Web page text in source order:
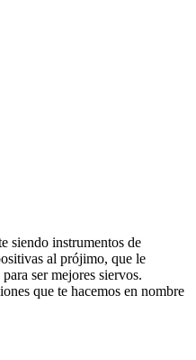
siendo instrumentos de
al prójimo, que le
ser mejores siervos.
que te hacemos en nombre